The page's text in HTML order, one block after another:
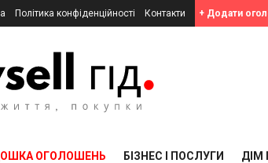
Політика конфіденційності Контакти + Додати
ОГОЛОШЕНЬ БІЗНЕС І ПОСЛУГИ ДІМ